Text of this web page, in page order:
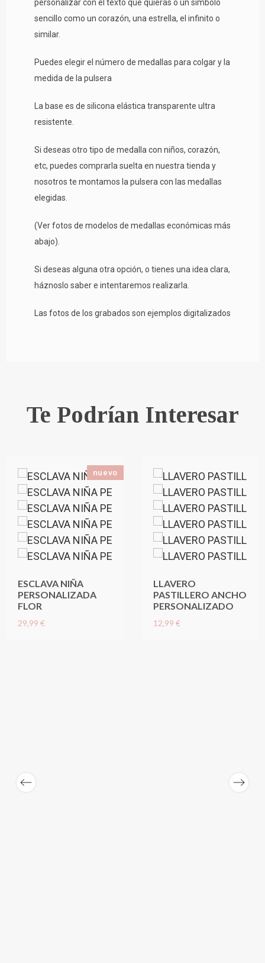
personalizar con el texto que quieras o un símbolo
sencillo como un corazón, una estrella, el infinito o
similar.
Puedes elegir el número de medallas para colgar y la
medida de la pulsera
La base es de silicona elástica transparente ultra
resistente.
Si deseas otro tipo de medalla con niños, corazón,
etc, puedes comprarla suelta en nuestra tienda y
nosotros te montamos la pulsera con las medallas
elegidas.
(Ver fotos de modelos de medallas económicas más
abajo).
Si deseas alguna otra opción, o tienes una idea clara,
háznoslo saber e intentaremos realizarla.
Las fotos de los grabados son ejemplos digitalizados
Te Podrían Interesar
ESCLAVA NIÑA
PERSONALIZADA
FLOR
29,99 €
nuevo
LLAVERO
PASTILLERO ANCHO
PERSONALIZADO
12,99 €